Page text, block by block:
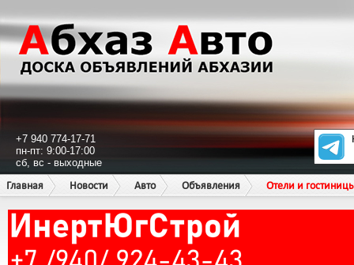
+7 940 774-17-71
пн-пт: 9:00-17:00
сб, вс - выходные
Главная
Новости Авто Объявления Отели и